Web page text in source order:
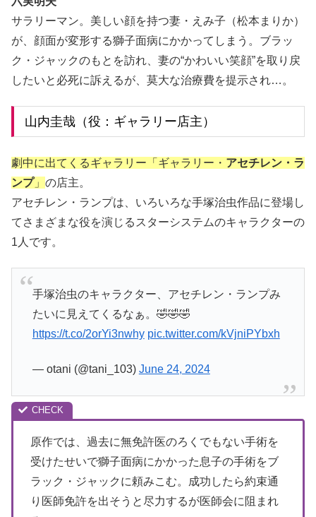
サラリーマン。美しい顔を持つ妻・えみ子（松本まりか）
が、顔面が変形する獅子面病にかかってしまう。ブラッ
ク・ジャックのもとを訪れ、妻の“かわいい笑顔”を取り戻
したいと必死に訴えるが、莫大な治療費を提示され…。
山内圭哉（役：ギャラリー店主）
劇中に出てくるギャラリー「ギャラリー・ アセチレン・ラ
ンプ」 の店主。
アセチレン・ランプは、いろいろな手塚治虫作品に登場し
てさまざまな役を演じるスターシステムのキャラクターの
1人です。
手塚治虫のキャラクター、アセチレン・ランプみ
たいに見えてくるなぁ。🤣🤣🤣
https://t.co/2orYi3nwhy pic.twitter.com/kVjniPYbxh
— otani (@tani_103) June 24, 2024
原作では、過去に無免許医のろくでもない手術を
受けたせいで獅子面病にかかった息子の手術をブ
ラック・ジャックに頼みこむ。成功したら約束通
り医師免許を出そうと尽力するが医師会に阻まれ